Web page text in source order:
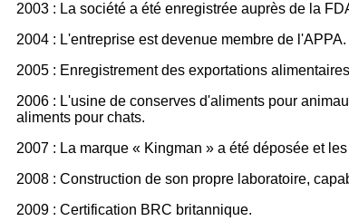
2003 : La société a été enregistrée auprès de la
2004 : L'entreprise est devenue membre de l'APPA.
2005 : Enregistrement des exportations
2006 : L'usine de conserves d'aliments pour
aliments pour chats.
2007 : La marque « Kingman » a été déposée et
2008 : Construction de son propre laboratoire,
2009 : Certification BRC britannique.